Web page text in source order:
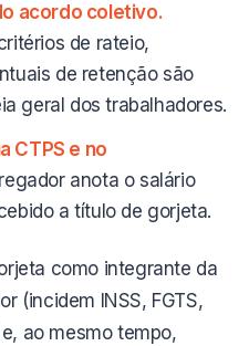
acordo coletivo.
de rateio,
de retenção são
geral dos trabalhadores.
CTPS e no
anota o salário
a título de gorjeta.
como integrante da
(incidem INSS, FGTS,
ao mesmo tempo,